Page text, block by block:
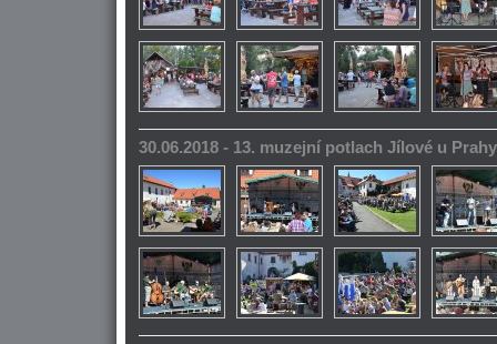
30.06.2018 - 13. muzejní potlach Jílové u Prahy